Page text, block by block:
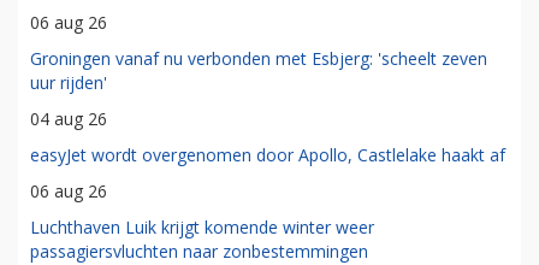
06 aug 26
Groningen vanaf nu verbonden met Esbjerg: 'scheelt zeven
uur rijden'
04 aug 26
easyJet wordt overgenomen door Apollo, Castlelake haakt af
06 aug 26
Luchthaven Luik krijgt komende winter weer
passagiersvluchten naar zonbestemmingen